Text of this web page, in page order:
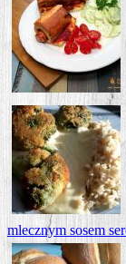
mlecz­nym sosem